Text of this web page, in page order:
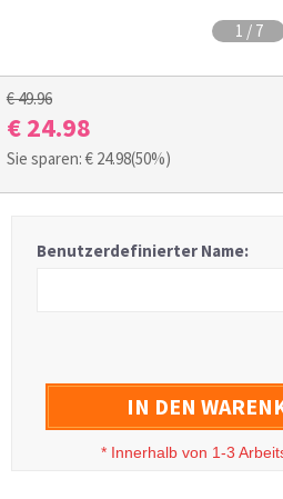
1 / 7
€ 49.96
€ 24.98
Sie sparen: € 24.98(50%)
Benutzerdefinierter Name:
IN DEN
* Innerhalb von 1-3